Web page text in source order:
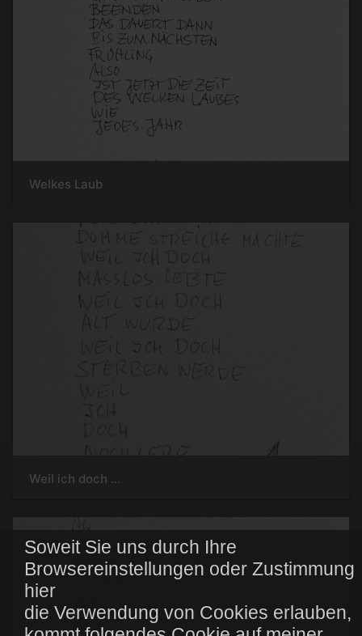
Soweit Sie uns durch Ihre
Browsereinstellungen oder Zustimmung
hier
die Verwendung von Cookies erlauben,
Welkes Laub
Weil ich doch ...